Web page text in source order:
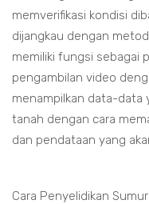
memverifikasi kondisi
dijangkau dengan
memiliki fungsi sebagai
pengambilan video
menampilkan data-data
tanah dengan cara
dan pendataan yang
Cara Penyelidikan